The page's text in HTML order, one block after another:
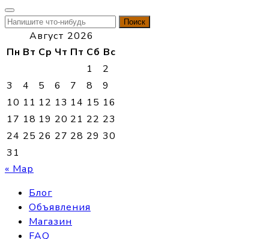
Найти:
Август 2026
Пн Вт Ср Чт Пт Сб Вс
1
2
3
4 5 6 7 8
9
10 11 12 13 14 15 16
17 18 19 20 21 22 23
24 25 26 27 28 29 30
31
« Мар
Блог
Объявления
Магазин
FAQ